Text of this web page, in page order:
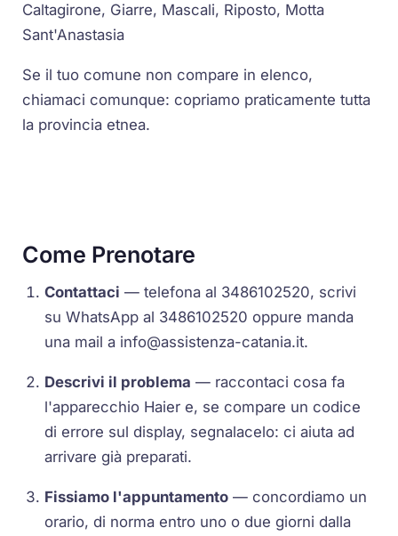
Caltagirone, Giarre, Mascali, Riposto, Motta
Sant'Anastasia
Se il tuo comune non compare in elenco,
chiamaci comunque: copriamo praticamente tutta
la provincia etnea.
Come Prenotare
Contattaci — telefona al 3486102520, scrivi
su WhatsApp al 3486102520 oppure manda
una mail a info@assistenza-catania.it.
Descrivi il problema — raccontaci cosa fa
l'apparecchio Haier e, se compare un codice
di errore sul display, segnalacelo: ci aiuta ad
arrivare già preparati.
Fissiamo l'appuntamento — concordiamo un
orario, di norma entro uno o due giorni dalla